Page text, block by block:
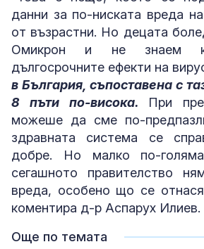
данни за по-ниската вреда
от възрастни. Но децата
Омикрон и не знаем
дългосрочните ефекти на
в България, съпоставена с
8 пъти по-висока. При
можеше да сме по-
здравната система се
добре. Но малко по-
сегашното правителство
вреда, особено що се
коментира д-р Аспарух Илиев.
Още по темата